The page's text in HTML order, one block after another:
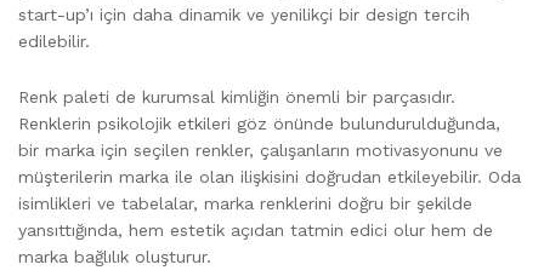
start-up’ı için daha dinamik ve yenilikçi bir design tercih
edilebilir.
Renk paleti de kurumsal kimliğin önemli bir parçasıdır.
Renklerin psikolojik etkileri göz önünde bulundurulduğunda,
bir marka için seçilen renkler, çalışanların motivasyonunu ve
müşterilerin marka ile olan ilişkisini doğrudan etkileyebilir. Oda
isimlikleri ve tabelalar, marka renklerini doğru bir şekilde
yansıttığında, hem estetik açıdan tatmin edici olur hem de
marka bağlılık oluşturur.